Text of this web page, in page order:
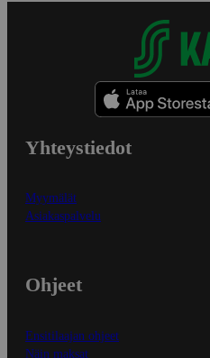
Yhteystiedot
Myymälät
Asiakaspalvelu
Ohjeet
Ensitilaajan ohjeet
Näin maksat